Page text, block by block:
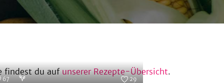
findest du auf unserer Rezepte-Übersicht.
67 29